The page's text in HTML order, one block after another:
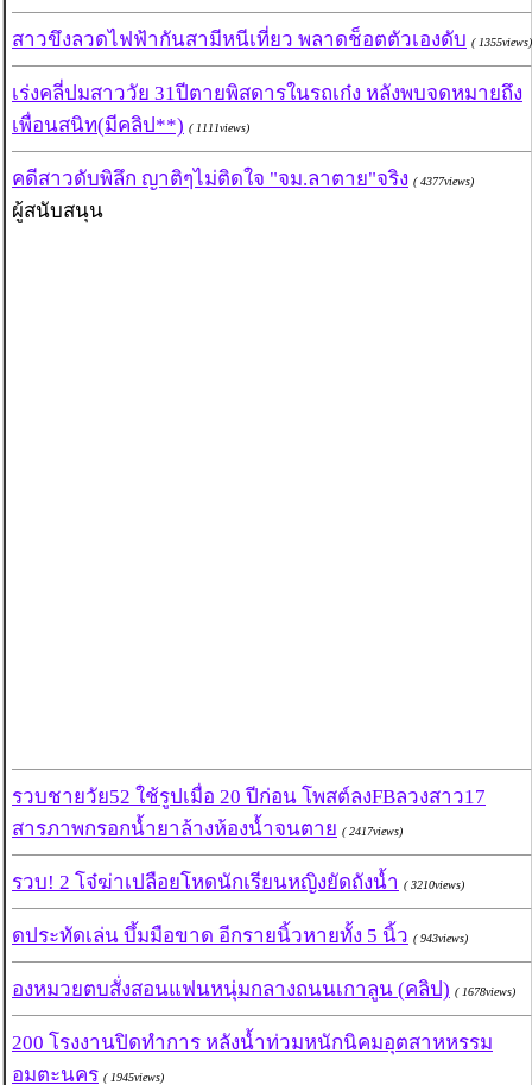
สาวขึงลวดไฟฟ้ากันสามีหนีเที่ยว พลาดช็อตตัวเองดับ ( 1355views)
เร่งคลี่ปมสาววัย 31ปีตายพิสดารในรถเก๋ง หลังพบจดหมายถึง
เพื่อนสนิท(มีคลิป**) ( 1111views)
คดีสาวดับพิลึก ญาติๆไม่ติดใจ "จม.ลาตาย"จริง ( 4377views)
ผู้สนับสนุน
รวบชายวัย52 ใช้รูปเมื่อ 20 ปีก่อน โพสต์ลงFBลวงสาว17
สารภาพกรอกน้ำยาล้างห้องน้ำจนตาย ( 2417views)
รวบ! 2 โจ๋ฆ่าเปลือยโหดนักเรียนหญิงยัดถังน้ำ ( 3210views)
ดประทัดเล่น บึ้มมือขาด อีกรายนิ้วหายทั้ง 5 นิ้ว ( 943views)
องหมวยตบสั่งสอนแฟนหนุ่มกลางถนนเกาลูน (คลิป) ( 1678views)
200 โรงงานปิดทำการ หลังน้ำท่วมหนักนิคมอุตสาหหรรม
อมตะนคร ( 1945views)